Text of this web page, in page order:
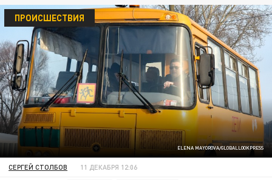
ELENA MAYOROVA/GLOBALLOOKPRESS
ПРОИСШЕСТВИЯ
СЕРГЕЙ СТОЛБОВ 11 ДЕКАБРЯ 12:06